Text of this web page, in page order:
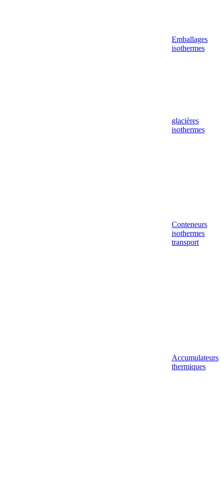
Emballages
isothermes
glacières
isothermes
Conteneurs
isothermes
transport
Accumulateurs
thermiques